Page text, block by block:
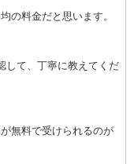
の料金だと思います。
して、丁寧に教えてくだ
無料で受けられるのが